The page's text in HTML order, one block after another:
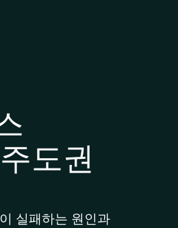
도권
실패하는 원인과